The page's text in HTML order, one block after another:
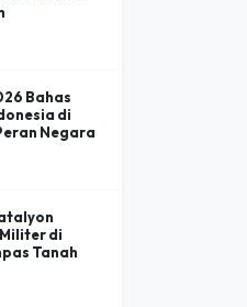
Bahas
di
Negara
di
Tanah